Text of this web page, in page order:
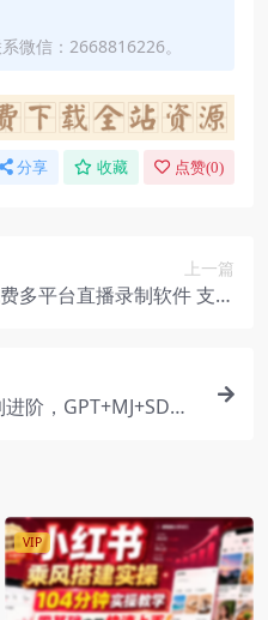
微信：2668816226。
分享 收藏 点赞(0)
上一篇
多平台直播录制软件 支持
阶，GPT+MJ+SD商
VIP